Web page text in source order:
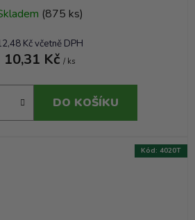
(875 ks)
Kč včetně DPH
10,31 Kč / ks
DO KOŠÍKU
Kód: 4020T